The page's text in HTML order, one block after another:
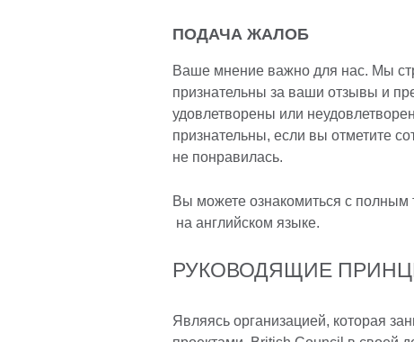
ПОДАЧА ЖАЛОБ
Ваше мнение важно для нас. Мы
признательны за ваши отзывы и
удовлетворены или
признательны, если вы отметите
не понравилась.
Вы можете ознакомиться с полным
на английском языке.
РУКОВОДЯЩИЕ
Являясь организацией, которая